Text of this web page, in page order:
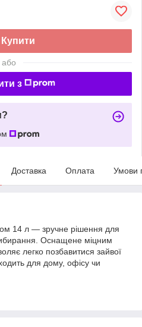
Купити
або
з
Доставка Оплата Умови
14 л — зручне рішення для
Оснащене міцним
легко позбавитися зайвої
для дому, офісу чи